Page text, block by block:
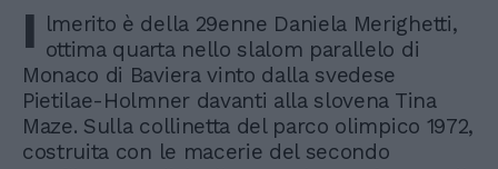
I lmerito è della 29enne Daniela Merighetti,
ottima quarta nello slalom parallelo di
Monaco di Baviera vinto dalla svedese
Pietilae-Holmner davanti alla slovena Tina
Maze. Sulla collinetta del parco olimpico 1972,
costruita con le macerie del secondo